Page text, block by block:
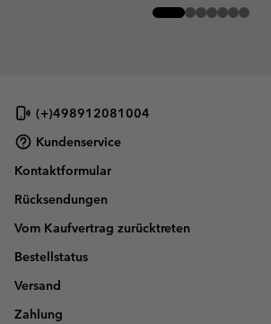
(+)498912081004
Kundenservice
Kontaktformular
Rücksendungen
Vom Kaufvertrag zurücktreten
Bestellstatus
Versand
Zahlung